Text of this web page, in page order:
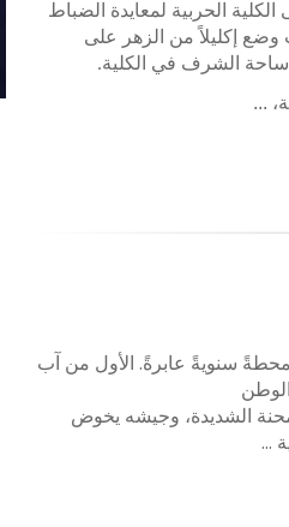
الحربية لمعايدة الضباط
وضع إكليلاً من الزهر على
الشرف في الكلية.
...
سنويةً عابرةً. الأول من آب
الشديدة، وجيشه يخوض
...